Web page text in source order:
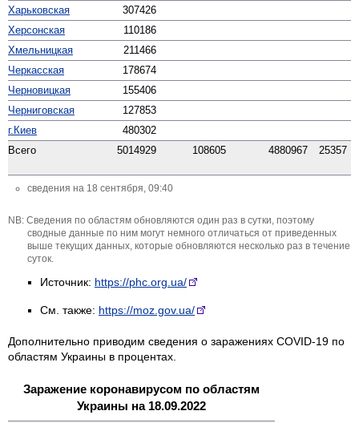
Харьковская
307426
Херсонская
110186
Хмельницкая
211466
Черкасская
178674
Черновицкая
155406
Черниговская
127853
г.Киев
480302
Всего
5014929 108605 4880967 25357
сведения на 18 сентября, 09:40
Сведения по областям обновляются один раз в сутки, поэтому
сводные данные по ним могут немного отличаться от приведенных
выше текущих данных, которые обновляются несколько раз в течение
суток.
Источник: https://phc.org.ua/
См. также: https://moz.gov.ua/
Дополнительно приводим сведения о заражениях COVID-19 по
областям Украины в процентах.
Заражение коронавирусом по областям
Украины на 18.09.2022